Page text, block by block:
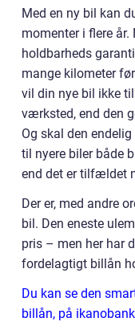
Med en ny bil kan
momenter i flere
holdbarheds
mange kilometer
vil din nye bil ikke
værksted, end den
Og skal den
til nyere biler både
end det er tilfældet
Der er, med andre
bil. Den eneste
pris – men her har
fordelagtigt billån
Du kan se den
billån, på